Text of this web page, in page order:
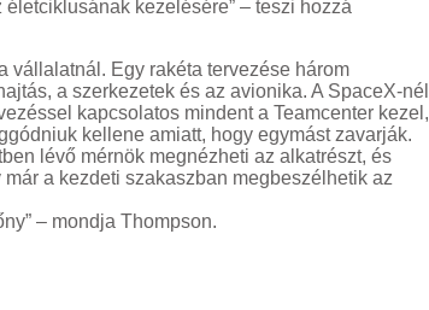
kezelésére” – teszi hozzá
vállalatnál. Egy rakéta tervezése három
a szerkezetek és az avionika. A SpaceX-nél
kapcsolatos mindent a Teamcenter kezel,
kellene amiatt, hogy egymást zavarják.
lévő mérnök megnézheti az alkatrészt, és
a kezdeti szakaszban megbeszélhetik az
– mondja Thompson.